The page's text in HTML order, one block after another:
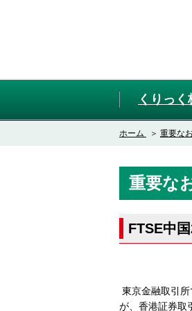
くりっ
ホーム 重要な
重要な
FTSE中
東京金融取引
が、香港証券取